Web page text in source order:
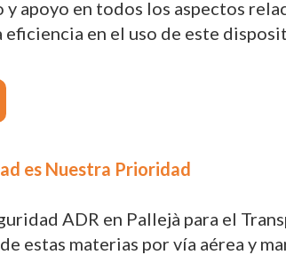
apoyo en todos los aspectos
en el uso de este
es Nuestra Prioridad
ADR en Pallejà para el
estas materias por vía aérea y